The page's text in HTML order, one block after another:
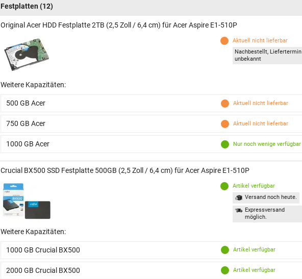
Festplatten (12)
Original Acer HDD Festplatte 2TB (2,5 Zoll / 6,4 cm) für Acer Aspire E1-510P
Aktuell nicht lieferbar
Nachbestellt, Liefertermin
unbekannt
Weitere Kapazitäten:
500 GB Acer Aktuell nicht lieferbar
750 GB Acer Aktuell nicht lieferbar
1000 GB Acer Nur noch wenige verfügbar
Crucial BX500 SSD Festplatte 500GB (2,5 Zoll / 6,4 cm) für Acer Aspire E1-510P
Artikel verfügbar
Versand noch heute.
Expressversand
möglich.
Weitere Kapazitäten:
1000 GB Crucial BX500 Artikel verfügbar
2000 GB Crucial BX500 Artikel verfügbar